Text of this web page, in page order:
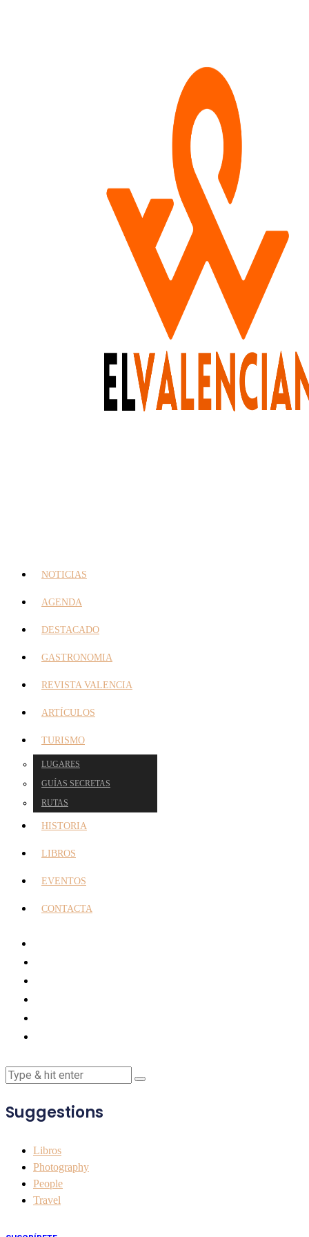
NOTICIAS
AGENDA
DESTACADO
GASTRONOMIA
REVISTA VALENCIA
ARTÍCULOS
TURISMO
LUGARES
GUÍAS SECRETAS
RUTAS
HISTORIA
LIBROS
EVENTOS
CONTACTA
Suggestions
Libros
Photography
People
Travel